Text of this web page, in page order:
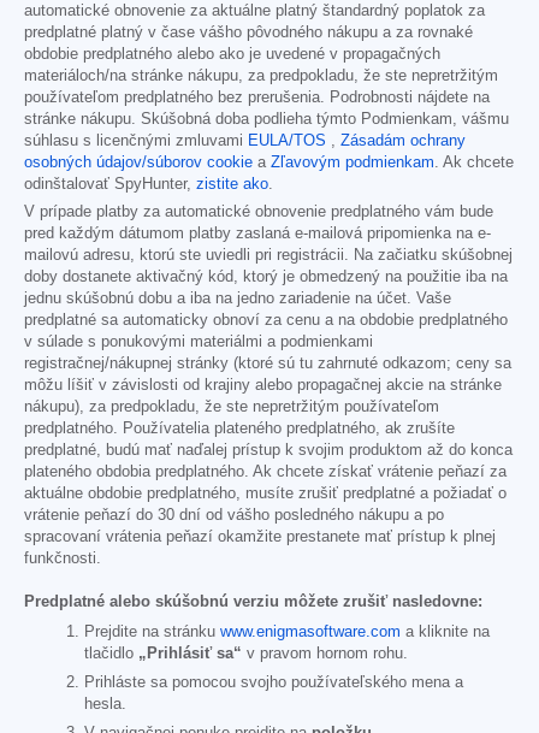
automatické obnovenie za aktuálne platný štandardný poplatok za
predplatné platný v čase vášho pôvodného nákupu a za rovnaké
obdobie predplatného alebo ako je uvedené v propagačných
materiáloch/na stránke nákupu, za predpokladu, že ste nepretržitým
používateľom predplatného bez prerušenia. Podrobnosti nájdete na
stránke nákupu. Skúšobná doba podlieha týmto Podmienkam, vášmu
súhlasu s licenčnými zmluvami EULA/TOS , Zásadám ochrany
osobných údajov/súborov cookie a Zľavovým podmienkam. Ak chcete
odinštalovať SpyHunter, zistite ako.
V prípade platby za automatické obnovenie predplatného vám bude
pred každým dátumom platby zaslaná e-mailová pripomienka na e-
mailovú adresu, ktorú ste uviedli pri registrácii. Na začiatku skúšobnej
doby dostanete aktivačný kód, ktorý je obmedzený na použitie iba na
jednu skúšobnú dobu a iba na jedno zariadenie na účet. Vaše
predplatné sa automaticky obnoví za cenu a na obdobie predplatného
v súlade s ponukovými materiálmi a podmienkami
registračnej/nákupnej stránky (ktoré sú tu zahrnuté odkazom; ceny sa
môžu líšiť v závislosti od krajiny alebo propagačnej akcie na stránke
nákupu), za predpokladu, že ste nepretržitým používateľom
predplatného. Používatelia plateného predplatného, ak zrušíte
predplatné, budú mať naďalej prístup k svojim produktom až do konca
plateného obdobia predplatného. Ak chcete získať vrátenie peňazí za
aktuálne obdobie predplatného, musíte zrušiť predplatné a požiadať o
vrátenie peňazí do 30 dní od vášho posledného nákupu a po
spracovaní vrátenia peňazí okamžite prestanete mať prístup k plnej
funkčnosti.
Predplatné alebo skúšobnú verziu môžete zrušiť nasledovne:
Prejdite na stránku www.enigmasoftware.com a kliknite na
tlačidlo „Prihlásiť sa“ v pravom hornom rohu.
Prihláste sa pomocou svojho používateľského mena a
hesla.